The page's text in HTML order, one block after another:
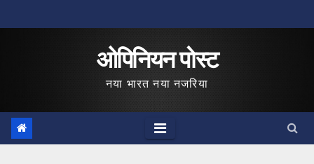
to
ओपिनियन पोस्ट
नया भारत नया नजरिया